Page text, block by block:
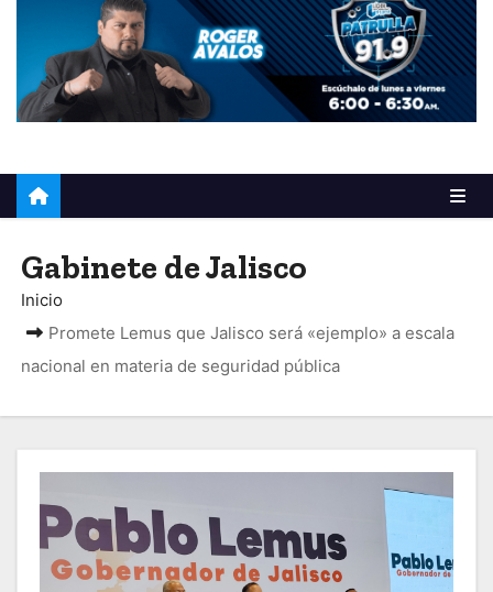
Gabinete de Jalisco
Inicio
Promete Lemus que Jalisco será «ejemplo» a escala
nacional en materia de seguridad pública